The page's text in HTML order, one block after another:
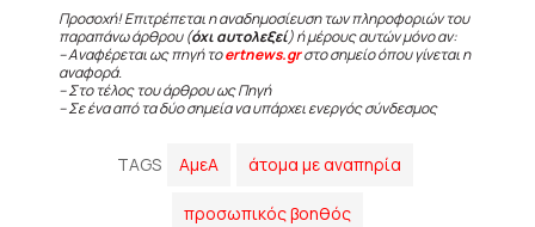
Προσοχή! Επιτρέπεται η αναδημοσίευση των πληροφοριών του
παραπάνω άρθρου (όχι αυτολεξεί) ή μέρους αυτών μόνο αν:
– Αναφέρεται ως πηγή τοertnews.grστο σημείο όπου γίνεται η
αναφορά.
– Στο τέλος του άρθρου ως Πηγή
– Σε ένα από τα δύο σημεία να υπάρχει ενεργός σύνδεσμος
TAGS ΑμεΑ άτομα με αναπηρία
προσωπικός βοηθός